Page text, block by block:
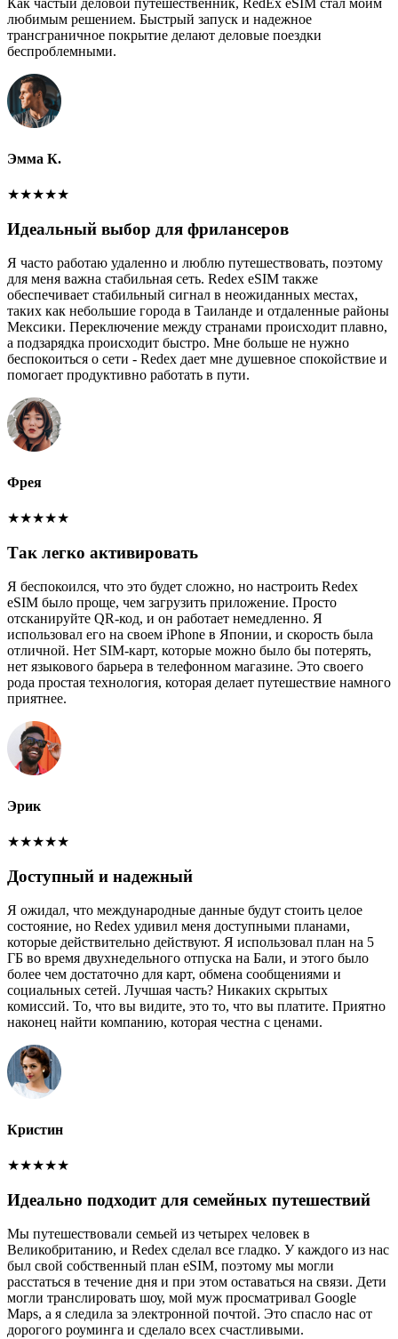
Как частый деловой путешественник, RedEx eSIM стал моим
любимым решением. Быстрый запуск и надежное
трансграничное покрытие делают деловые поездки
беспроблемными.
Эмма К.
★★★★★
Идеальный выбор для фрилансеров
Я часто работаю удаленно и люблю путешествовать, поэтому
для меня важна стабильная сеть. Redex eSIM также
обеспечивает стабильный сигнал в неожиданных местах,
таких как небольшие города в Таиланде и отдаленные районы
Мексики. Переключение между странами происходит плавно,
а подзарядка происходит быстро. Мне больше не нужно
беспокоиться о сети - Redex дает мне душевное спокойствие и
помогает продуктивно работать в пути.
Фрея
★★★★★
Так легко активировать
Я беспокоился, что это будет сложно, но настроить Redex
eSIM было проще, чем загрузить приложение. Просто
отсканируйте QR-код, и он работает немедленно. Я
использовал его на своем iPhone в Японии, и скорость была
отличной. Нет SIM-карт, которые можно было бы потерять,
нет языкового барьера в телефонном магазине. Это своего
рода простая технология, которая делает путешествие намного
приятнее.
Эрик
★★★★★
Доступный и надежный
Я ожидал, что международные данные будут стоить целое
состояние, но Redex удивил меня доступными планами,
которые действительно действуют. Я использовал план на 5
ГБ во время двухнедельного отпуска на Бали, и этого было
более чем достаточно для карт, обмена сообщениями и
социальных сетей. Лучшая часть? Никаких скрытых
комиссий. То, что вы видите, это то, что вы платите. Приятно
наконец найти компанию, которая честна с ценами.
Кристин
★★★★★
Идеально подходит для семейных путешествий
Мы путешествовали семьей из четырех человек в
Великобританию, и Redex сделал все гладко. У каждого из нас
был свой собственный план eSIM, поэтому мы могли
расстаться в течение дня и при этом оставаться на связи. Дети
могли транслировать шоу, мой муж просматривал Google
Maps, а я следила за электронной почтой. Это спасло нас от
дорогого роуминга и сделало всех счастливыми.